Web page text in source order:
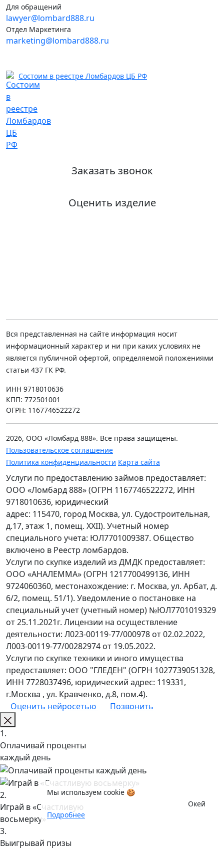
Для обращений
lawyer@lombard888.ru
Отдел Маркетинга
marketing@lombard888.ru
Состоим в реестре Ломбардов ЦБ РФ
Заказать звонок
Оценить изделие
Вся представленная на сайте информация носит
информационный характер и ни при каких условиях не
является публичной офертой, определяемой положениями
статьи 437 ГК РФ.
ИНН 9718010636
КПП: 772501001
ОГРН: 1167746522272
2026, ООО «Ломбард 888». Все права защищены.
Пользовательское соглашение
Политика конфиденциальности Карта сайта
Услуги по предоставлению займов предоставляет:
ООО «Ломбард 888» (ОГРН 1167746522272, ИНН
9718010636, юридический
адрес: 115470, город Москва, ул. Судостроительная,
д.17, этаж 1, помещ. XXII). Учетный номер
специального учета: ЮЛ7701009387. Общество
включено в Реестр ломбардов.
Услуги по скупке изделий из ДМДК предоставляет:
ООО «АНАЛЕММА» (ОГРН 1217700499136, ИНН
9724060360, местонахождение: г. Москва, ул. Арбат, д.
6/2, помещ. 51/1). Уведомление о постановке на
специальный учет (учетный номер) №ЮЛ7701019329
от 25.11.2021г. Лицензии на осуществление
деятельности: Л023-00119-77/000978 от 02.02.2022,
Л003-00119-77/00282974 от 19.05.2022.
Услуги по скупке техники и иного имущества
предоставляет: ООО "ГЛЕДЕН" (ОГРН 1027739051328,
ИНН 7728037496, юридический адрес: 119331,
г.Москва , ул. Кравченко, д.8, пом.4).
Оценить нейросетью
Позвонить
Мы используем cookie 🍪
Подробнее
Окей
1.
Оплачивай проценты
каждый день
2.
Играй в «Счастливую
восьмерку»
3.
Выигрывай призы